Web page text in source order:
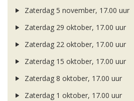
Zaterdag 5 november, 17.00 uur
Zaterdag 29 oktober, 17.00 uur
Zaterdag 22 oktober, 17.00 uur
Zaterdag 15 oktober, 17.00 uur
Zaterdag 8 oktober, 17.00 uur
Zaterdag 1 oktober, 17.00 uur